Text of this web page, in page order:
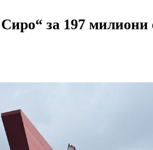
за 197 милиони